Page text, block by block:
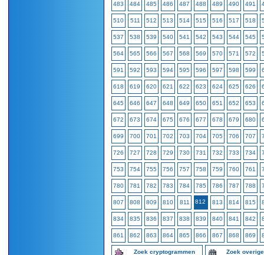
483 484 485 486 487 488 489 490 491
510 511 512 513 514 515 516 517 518
537 538 539 540 541 542 543 544 545
564 565 566 567 568 569 570 571 572
591 592 593 594 595 596 597 598 599
618 619 620 621 622 623 624 625 626
645 646 647 648 649 650 651 652 653
672 673 674 675 676 677 678 679 680
699 700 701 702 703 704 705 706 707
726 727 728 729 730 731 732 733 734
753 754 755 756 757 758 759 760 761
780 781 782 783 784 785 786 787 788
807 808 809 810 811 812 813 814 815
834 835 836 837 838 839 840 841 842
861 862 863 864 865 866 867 868 869
Zoek cryptogrammen Zoek